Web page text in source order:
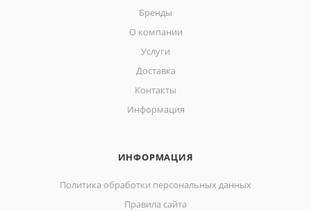
Бренды
О компании
Услуги
Доставка
Контакты
Информация
ИНФОРМАЦИЯ
Политика обработки персональных данных
Правила сайта